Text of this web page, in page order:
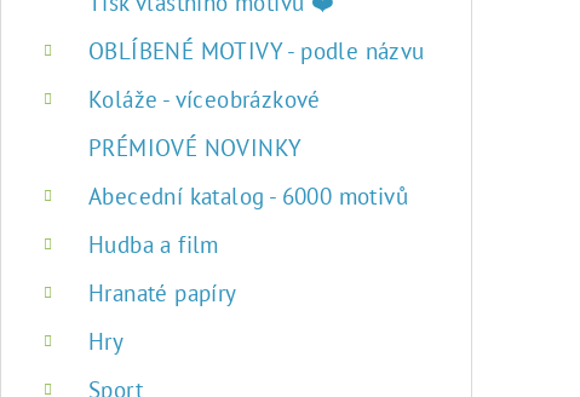
OBLÍBENÉ MOTIVY - podle názvu
Koláže - víceobrázkové
PRÉMIOVÉ NOVINKY
Abecední katalog - 6000 motivů
Hudba a film
Hranaté papíry
Hry
Sport